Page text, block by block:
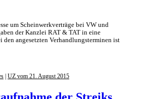
um Scheinwerkverträge bei VW und
der Kanzlei RAT & TAT in eine
den angesetzten Verhandlungsterminen ist
UZ vom 21. August 2015